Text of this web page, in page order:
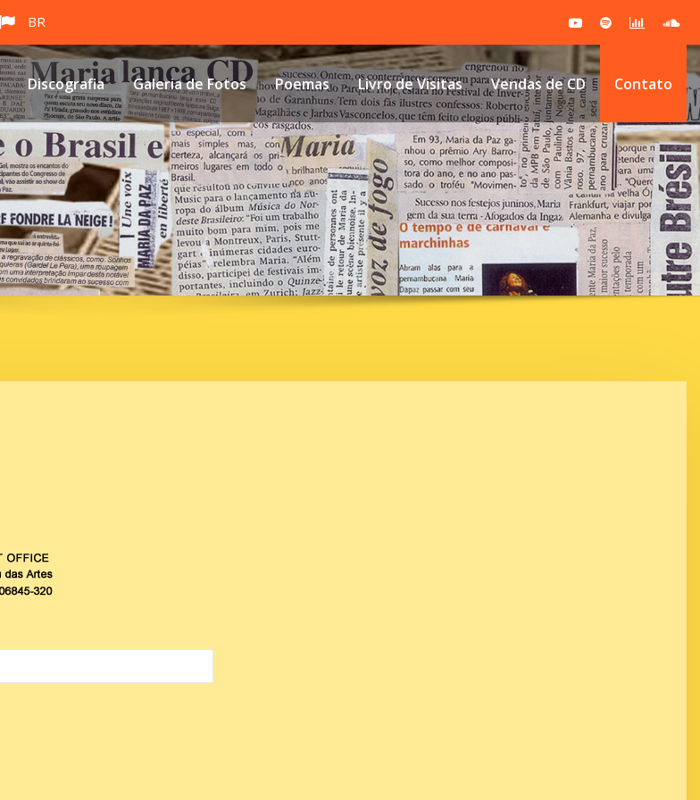
BR
Discografia Galeria de Fotos Poemas Livro de Visitas Vendas de CD Contato